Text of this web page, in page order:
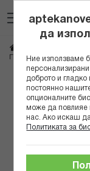
към
съдържанието
ГЪМ 03470
Преминете
края
да
Ние използваме
доброто и
постоянно
опционалните
може да повлияе
нас. Ако искаш
Политиката за